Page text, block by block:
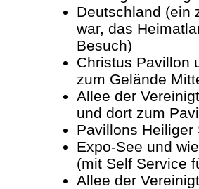
Deutschland (ein
war, das
Besuch)
Christus Pavillon
zum Gelände
Allee der
und dort zum
Pavillons Heiliger
Expo-See und
(mit Self Service
Allee der